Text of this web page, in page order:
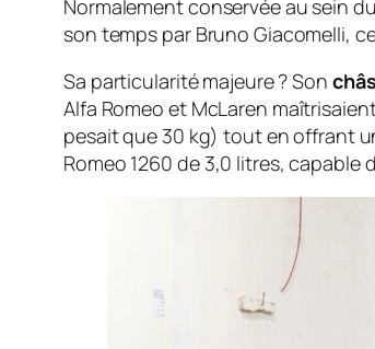
Normalement conservée au sein du
son temps par Bruno Giacomelli,
Sa particularité majeure ? Son
Alfa Romeo et McLaren
pesait que 30 kg) tout en offrant
Romeo 1260 de 3,0 litres, capable